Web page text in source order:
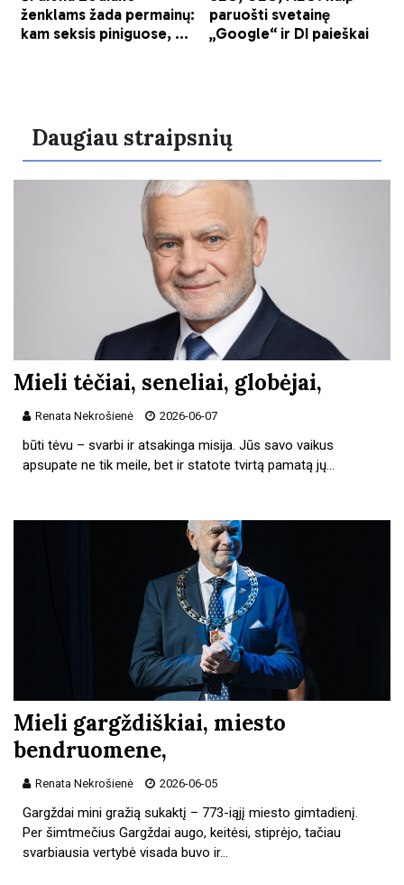
Daugiau straipsnių
Mieli tėčiai, seneliai, globėjai,
Renata Nekrošienė 2026-06-07
būti tėvu – svarbi ir atsakinga misija. Jūs savo vaikus
apsupate ne tik meile, bet ir statote tvirtą pamatą jų…
Mieli gargždiškiai, miesto
bendruomene,
Renata Nekrošienė 2026-06-05
Gargždai mini gražią sukaktį – 773-iąjį miesto gimtadienį.
Per šimtmečius Gargždai augo, keitėsi, stiprėjo, tačiau
svarbiausia vertybė visada buvo ir…